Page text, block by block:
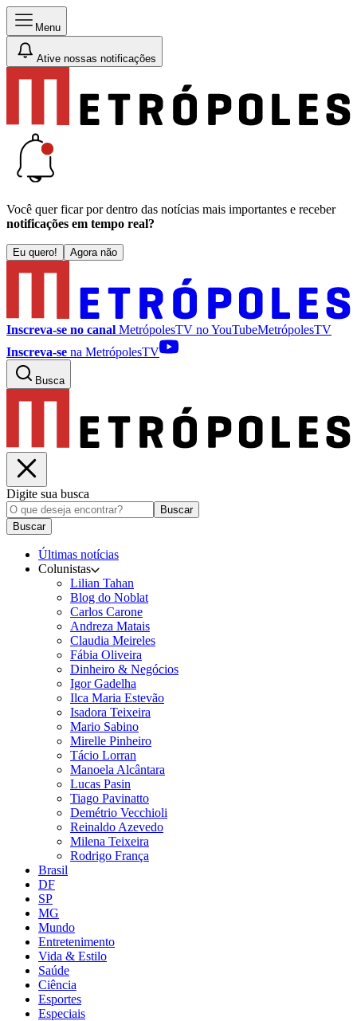
Menu
Ative nossas notificações
Você quer ficar por dentro das notícias mais importantes e receber
notificações em tempo real?
Eu quero! Agora não
Inscreva-se no canal MetrópolesTV noYouTubeMetrópolesTV
Inscreva-se na MetrópolesTV
Busca
Digite sua busca
Buscar
Buscar
Últimas notícias
Colunistas
Lilian Tahan
Blog do Noblat
Carlos Carone
Andreza Matais
Claudia Meireles
Fábia Oliveira
Dinheiro & Negócios
Igor Gadelha
Ilca Maria Estevão
Isadora Teixeira
Mario Sabino
Mirelle Pinheiro
Tácio Lorran
Manoela Alcântara
Lucas Pasin
Tiago Pavinatto
Demétrio Vecchioli
Reinaldo Azevedo
Milena Teixeira
Rodrigo França
Brasil
DF
SP
MG
Mundo
Entretenimento
Vida & Estilo
Saúde
Ciência
Esportes
Especiais